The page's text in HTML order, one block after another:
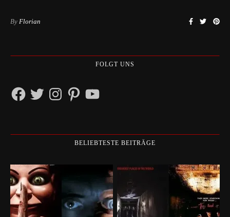
By Florian
FOLGT UNS
Facebook
TwitterInstagramPinterestYouTube
BELIEBTESTE BEITRÄGE